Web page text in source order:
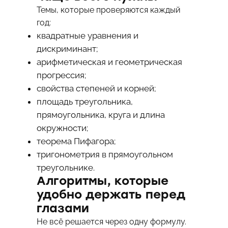
Темы, которые проверяются каждый
год:
квадратные уравнения и
дискриминант;
арифметическая и геометрическая
прогрессия;
свойства степеней и корней;
площадь треугольника,
прямоугольника, круга и длина
окружности;
теорема Пифагора;
тригонометрия в прямоугольном
треугольнике.
Алгоритмы, которые
удобно держать перед
глазами
Не всё решается через одну формулу.